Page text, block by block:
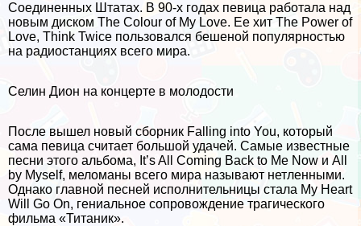
Соединенных Штатах. В 90-х годах певица работала над
новым диском The Colour of My Love. Ее хит The Power of
Love, Think Twice пользовался бешеной популярностью
на радиостанциях всего мира.
Селин Дион на концерте в молодости
После вышел новый сборник Falling into You, который
сама певица считает большой удачей. Самые известные
песни этого альбома, It’s All Coming Back to Me Now и All
by Myself, меломаны всего мира называют нетленными.
Однако главной песней исполнительницы стала My Heart
Will Go On, гениальное сопровождение трагического
фильма «Титаник».